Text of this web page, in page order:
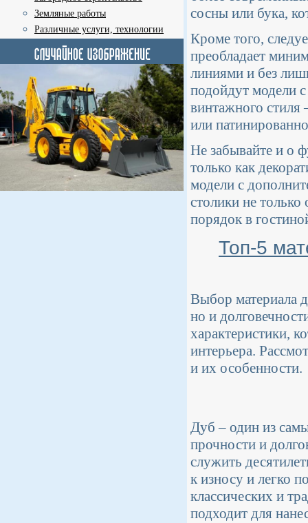
Земляные работы
Различные услуги, технологии
сосны или бука,
Кроме того,
преобладает
линиями и без
подойдут модели
винтажного стиля
или
Не забывайте и о
только как
модели с
столики не
порядок в
Топ-5
Выбор материала
но и
характеристики,
интерьера.
и их особенности.
Дуб – один из
прочности и
служить
к износу и легко
классических и
подходит для